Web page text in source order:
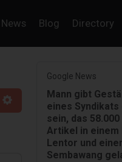
News Blog Directory
Google News
Mann gibt
eines
sein, das
Artikel in einem
Lentor und
Sembawang